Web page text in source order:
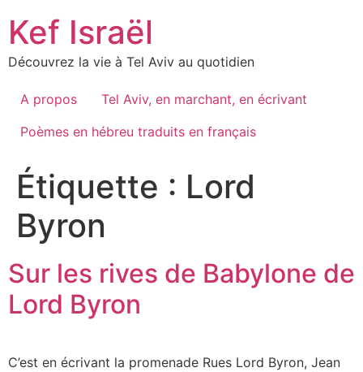
content
Kef Israël
Découvrez la vie à Tel Aviv au quotidien
A propos
Tel Aviv, en marchant, en écrivant
Poèmes en hébreu traduits en français
Étiquette : Lord
Byron
Sur les rives de Babylone de
Lord Byron
C’est en écrivant la promenade Rues Lord Byron, Jean